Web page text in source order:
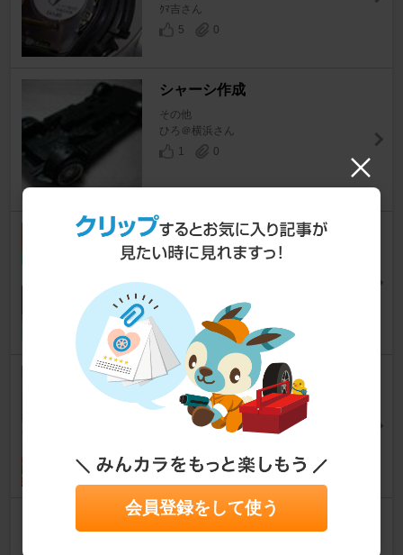
ｸﾏ吉さん
5
0
シャーシ作成
その他
ひろ＠横浜さん
1
0
キャップのロゴカラー変更
その他
食器洗浄機設置
その他
TAJIROさん
冷房ウェア購入に際して考えた
会員登録をして使う